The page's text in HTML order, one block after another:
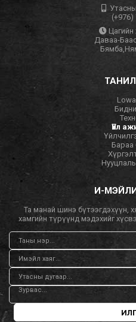
(+976)
Цагийн
Даваа-
Үйл
Бараа
И-
Та манай шинэ
хамгийн түрүүнд мэдэхийг